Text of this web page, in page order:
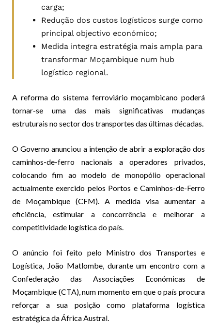
carga;
Redução dos custos logísticos surge como
principal objectivo económico;
Medida integra estratégia mais ampla para
transformar Moçambique num hub
logístico regional.
A reforma do sistema ferroviário moçambicano poderá
tornar-se uma das mais significativas mudanças
estruturais no sector dos transportes das últimas décadas.
O Governo anunciou a intenção de abrir a exploração dos
caminhos-de-ferro nacionais a operadores privados,
colocando fim ao modelo de monopólio operacional
actualmente exercido pelos Portos e Caminhos-de-Ferro
de Moçambique (CFM). A medida visa aumentar a
eficiência, estimular a concorrência e melhorar a
competitividade logística do país.
O anúncio foi feito pelo Ministro dos Transportes e
Logística, João Matlombe, durante um encontro com a
Confederação das Associações Económicas de
Moçambique (CTA), num momento em que o país procura
reforçar a sua posição como plataforma logística
estratégica da África Austral.